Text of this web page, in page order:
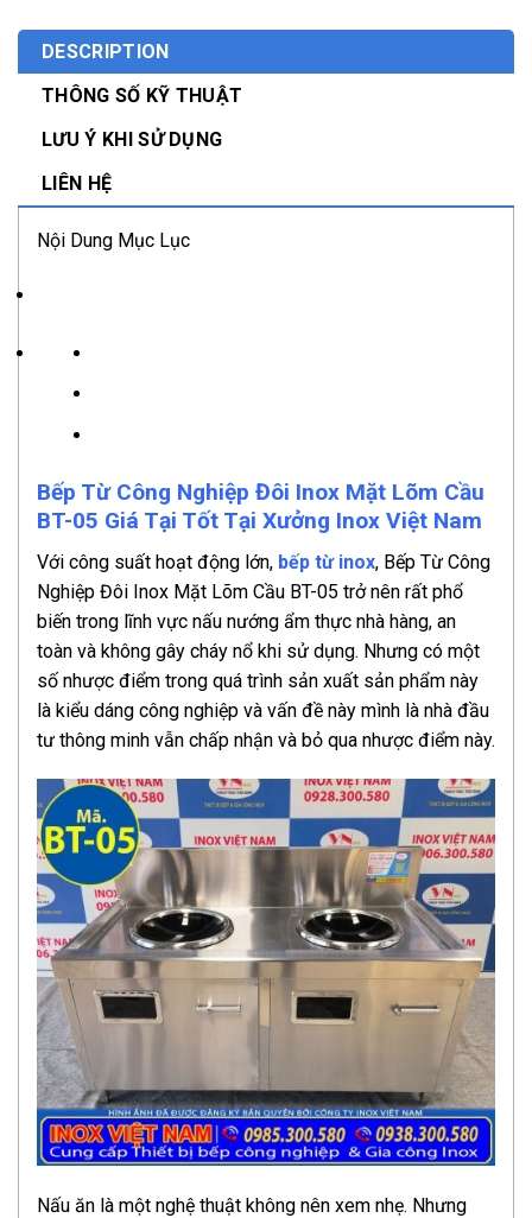
DESCRIPTION
THÔNG SỐ KỸ THUẬT
LƯU Ý KHI SỬ DỤNG
LIÊN HỆ
Nội Dung Mục Lục
Bếp Từ Công Nghiệp Đôi Inox Mặt Lõm Cầu
BT-05 Giá Tại Tốt Tại Xưởng Inox Việt Nam
Với công suất hoạt động lớn, bếp từ inox, Bếp Từ Công
Nghiệp Đôi Inox Mặt Lõm Cầu BT-05 trở nên rất phổ
biến trong lĩnh vực nấu nướng ẩm thực nhà hàng, an
toàn và không gây cháy nổ khi sử dụng. Nhưng có một
số nhược điểm trong quá trình sản xuất sản phẩm này
là kiểu dáng công nghiệp và vấn đề này mình là nhà đầu
tư thông minh vẫn chấp nhận và bỏ qua nhược điểm này.
Nấu ăn là một nghệ thuật không nên xem nhẹ. Nhưng